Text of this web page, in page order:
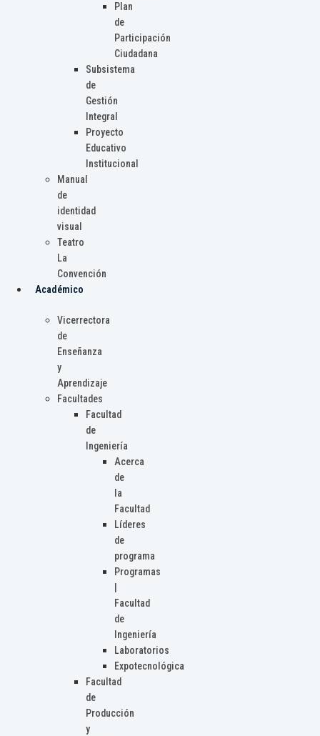
Plan
de
Participación
Ciudadana
Subsistema
de
Gestión
Integral
Proyecto
Educativo
Institucional
Manual
de
identidad
visual
Teatro
La
Convención
Académico
Vicerrectora
de
Enseñanza
y
Aprendizaje
Facultades
Facultad
de
Ingeniería
Acerca
de
la
Facultad
Líderes
de
programa
Programas
Facultad
de
Ingeniería
Laboratorios
Expotecnológica
Facultad
de
Producción
y